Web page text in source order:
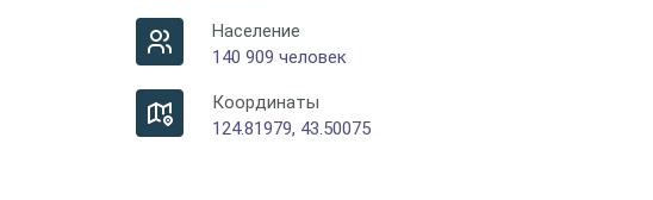
Население
140 909 человек
Координаты
124.81979, 43.50075